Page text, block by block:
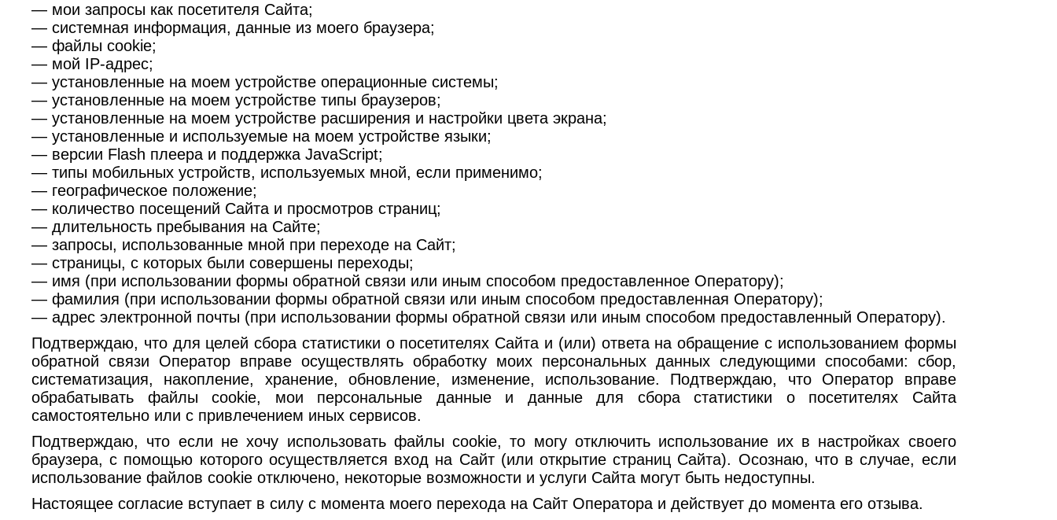
— мои запросы как посетителя Сайта;
— системная информация, данные из моего браузера;
— файлы cookie;
— мой IP-адрес;
— установленные на моем устройстве операционные системы;
— установленные на моем устройстве типы браузеров;
— установленные на моем устройстве расширения и настройки цвета экрана;
— установленные и используемые на моем устройстве языки;
— версии Flash плеера и поддержка JavaScript;
— типы мобильных устройств, используемых мной, если применимо;
— географическое положение;
— количество посещений Сайта и просмотров страниц;
— длительность пребывания на Сайте;
— запросы, использованные мной при переходе на Сайт;
— страницы, с которых были совершены переходы;
— имя (при использовании формы обратной связи или иным способом предоставленное Оператору);
— фамилия (при использовании формы обратной связи или иным способом предоставленная Оператору);
— адрес электронной почты (при использовании формы обратной связи или иным способом предоставленный Оператору).
Подтверждаю, что для целей сбора статистики о посетителях Сайта и (или) ответа на обращение с использованием формы
обратной связи Оператор вправе осуществлять обработку моих персональных данных следующими способами: сбор,
систематизация, накопление, хранение, обновление, изменение, использование. Подтверждаю, что Оператор вправе
обрабатывать файлы cookie, мои персональные данные и данные для сбора статистики о посетителях Сайта
самостоятельно или с привлечением иных сервисов.
Подтверждаю, что если не хочу использовать файлы cookie, то могу отключить использование их в настройках своего
браузера, с помощью которого осуществляется вход на Сайт (или открытие страниц Сайта). Осознаю, что в случае, если
использование файлов cookie отключено, некоторые возможности и услуги Сайта могут быть недоступны.
Настоящее согласие вступает в силу с момента моего перехода на Сайт Оператора и действует до момента его отзыва.